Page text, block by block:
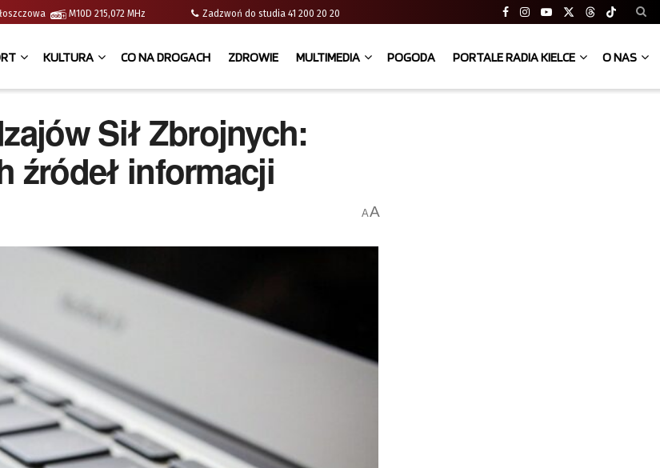
M10D 215,072 MHz Zadzwoń do studia 41 200 20 20
KULTURA CO NA DROGACH ZDROWIE MULTIMEDIA POGODA PORTALE RADIA KIELCE O NAS
Sił Zbrojnych:
źródeł informacji
AA